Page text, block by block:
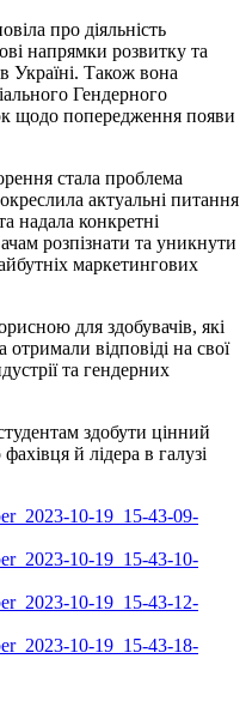
про діяльність
напрямки розвитку та
Україні. Також вона
Гендерного
щодо попередження появи
стала проблема
актуальні питання
надала конкретні
розпізнати та уникнути
маркетингових
для здобувачів, які
відповіді на свої
та гендерних
здобути цінний
й лідера в галузі